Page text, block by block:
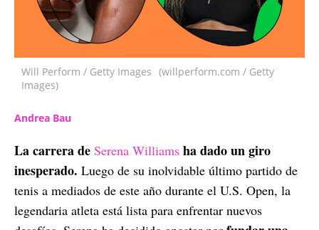
Will Perform / Getty Images (willperform.com / Getty
Images)
Andrea Bau
La carrera de Serena Williams ha dado un giro
inesperado. Luego de su inolvidable último partido de
tenis a mediados de este año durante el U.S. Open, la
legendaria atleta está lista para enfrentar nuevos